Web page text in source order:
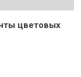
цветовых